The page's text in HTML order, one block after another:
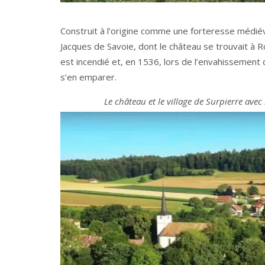
Construit à l’origine comme une forteresse
Jacques de Savoie, dont le château se trouvait à
est incendié et, en 1536, lors de
s’en emparer.
Le château et le village de Surpierre